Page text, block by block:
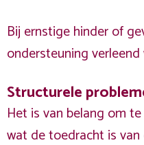
Bij ernstige hinder of
ondersteuning
Structurele
Het is van belang om
wat de toedracht is van